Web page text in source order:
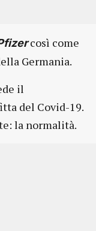
così come
Germania.
il
del Covid-19.
la normalità.